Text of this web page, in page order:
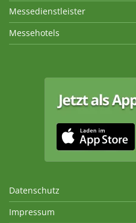
Messedienstleister
Messehotels
Datenschutz
Impressum